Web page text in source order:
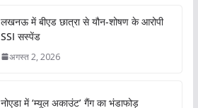
लखनऊ में बीएड छात्रा से यौन-शोषण के आरोपी
SSI सस्पेंड
अगस्त 2, 2026
नोएडा में ‘म्यूल अकाउंट’ गैंग का भंडाफोड़